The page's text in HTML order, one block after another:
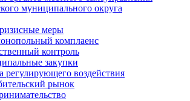
муниципального округа
меры
комплаенс
контроль
закупки
регулирующего воздействия
рынок